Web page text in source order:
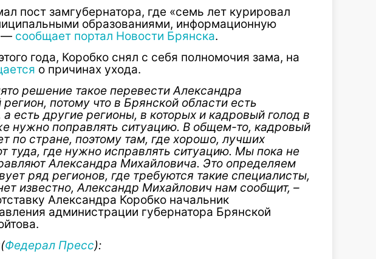
пост замгубернатора, где «семь лет курировал
образованиями, информационную
— сообщает портал Новости Брянска.
года, Коробко снял с себя полномочия зама, на
о причинах ухода.
решение такое перевести Александра
потому что в Брянской области есть
есть другие регионы, в которых и кадровый голод в
нужно поправлять ситуацию. В общем-то, кадровый
по стране, поэтому там, где хорошо, лучших
туда, где нужно исправлять ситуацию. Мы пока не
Александра Михайловича. Это определяем
ряд регионов, где требуются такие специалисты,
известно, Александр Михайлович нам сообщит, –
Александра Коробко начальник
администрации губернатора Брянской
Федерал Пресс):